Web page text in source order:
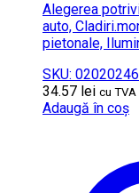
Alegerea
auto,
pietonale,
SKU:
34.57 lei cu TVA
Adaugă în coș